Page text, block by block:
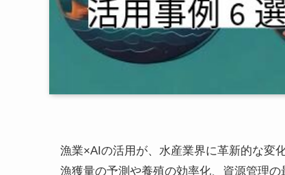
漁業×AIの活用が、水産業界に革新的な変
漁獲量の予測や養殖の効率化、資源管理